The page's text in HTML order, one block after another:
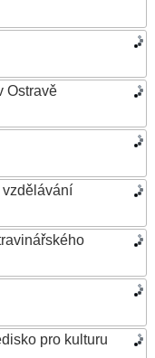
Ostravě
vzdělávání
pro kulturu